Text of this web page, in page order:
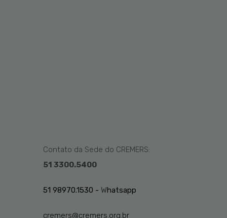
Contato da Sede do CREMERS:
51 3300.5400
51 98970.1530 - Whatsapp
cremers@cremers.org.br